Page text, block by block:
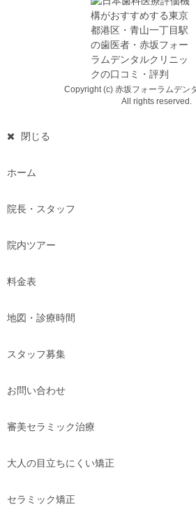
Copyright (c) 赤坂フォーラムデン
All rights reserved.
閉じる
ホーム
院長・スタッフ
院内ツアー
料金表
地図・診療時間
スタッフ募集
お問い合わせ
審美セラミック治療
大人の目立ちにくい矯正
セラミック矯正